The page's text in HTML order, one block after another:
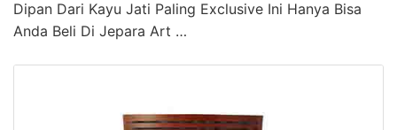
Dipan Dari Kayu Jati Paling Exclusive Ini Hanya Bisa
Anda Beli Di Jepara Art …